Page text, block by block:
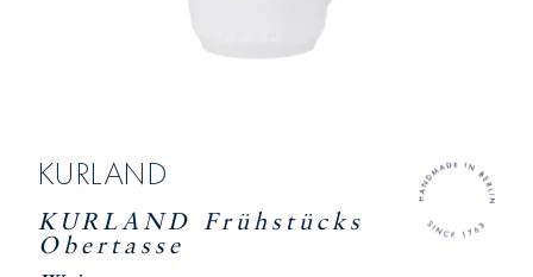
KURLAND
KURLAND Frühstücks
Obertasse